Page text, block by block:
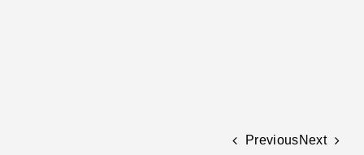
PreviousNext